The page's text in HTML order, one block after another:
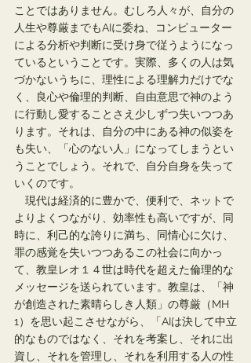
ことではありません。むしろ人々が、自分の
人生や尊厳までもAIに委ね、コンピューター
による分析や判断に受け身で従うようになっ
ているということです。実際、多くの人は気
づかないうちに、理性による理解力だけでな
く、良心や倫理的判断、自由意思で神のよう
に行動し愛することさえ少しずつ失いつつあ
ります。それは、自分の中にある神の似姿を
も失い、「心のない人」になってしまうとい
うことでしょう。それで、自分自身を失って
いくのです。
現代は経済的に豊かで、便利で、ネットで
よりよくつながり、効率性も高いですが、同
時に、利己的な誇りに満ち、同情心に欠け、
罪の感覚を失いつつあるこの社会に向かっ
て、教皇レオ１４世は時代を超えた倫理的な
メッセージを送られています。教皇は、「神
が創造された素晴らしき人類」の尊厳（MH
1）を思い起こさせながら、「AIは決して中立
的なものではなく、それを考案し、それに出
資し、それを管理し、それを利用する人の性